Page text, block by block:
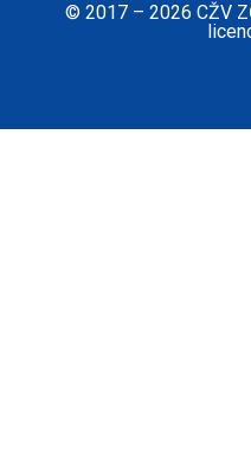
© 2017 – 2026 CŽV